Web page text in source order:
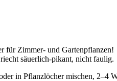
für Zimmer- und Gartenpflanzen!
säuerlich-pikant, nicht faulig.
in Pflanzlöcher mischen, 2–4